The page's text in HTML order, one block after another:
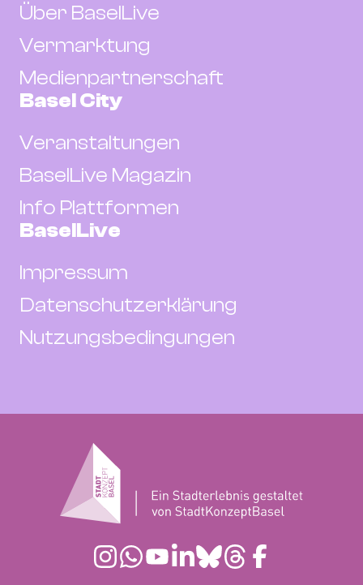
Über BaselLive
Vermarktung
Medienpartnerschaft
Basel City
Veranstaltungen
BaselLive Magazin
Info Plattformen
BaselLive
Impressum
Datenschutzerklärung
Nutzungsbedingungen